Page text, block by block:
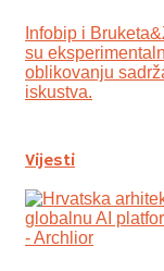
Infobip i
su
oblikovanju
iskustva.
Vijesti